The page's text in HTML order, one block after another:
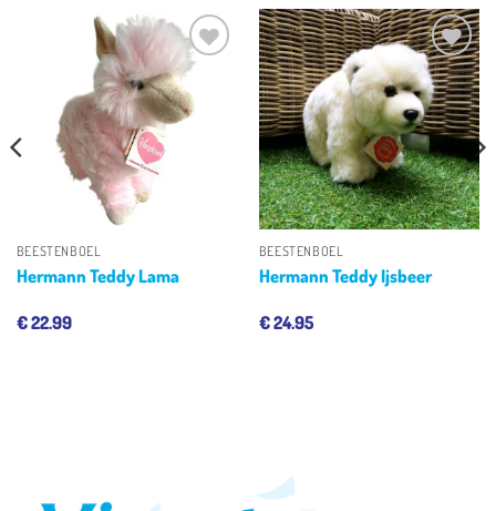
Toevoegen
aan
verlanglijst
BEESTENBOEL
Hermann Teddy Lama
€22.99
Toevoegen
aan
verlanglijst
BEESTENBOEL
Hermann Teddy Ijsbeer
€24.95